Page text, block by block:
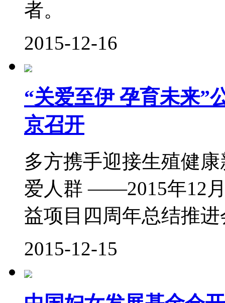
者。
2015-12-16
“关爱至伊 孕育未来”
京召开
多方携手迎接生殖健
爱人群 ——2015年12月
益项目四周年总结推
2015-12-15